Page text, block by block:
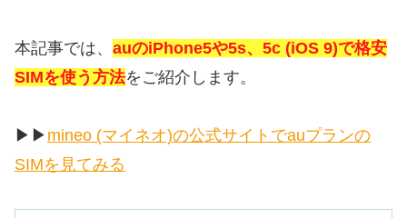
本記事では、 auのiPhone5や5s、5c (iOS 9)で格安
SIMを使う方法をご紹介します。
▶︎▶︎ mineo (マイネオ)の公式サイトでauプランの
SIMを見てみる